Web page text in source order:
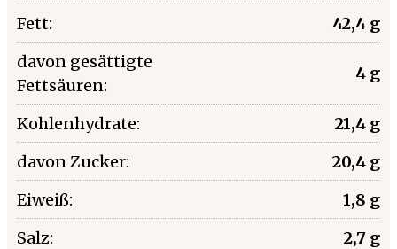
Fett:
42,4 g
davon gesättigte
Fettsäuren:
4 g
Kohlenhydrate:
21,4 g
davon Zucker:
20,4 g
Eiweiß:
1,8 g
Salz:
2,7 g